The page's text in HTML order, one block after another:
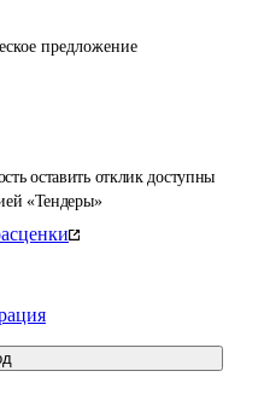
оставить отклик доступны
«Тендеры»
предложение